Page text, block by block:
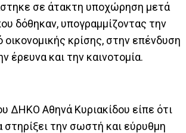
σε άτακτη υποχώρηση μετά
δόθηκαν, υπογραμμίζοντας την
οικονομικής κρίσης, στην επένδυση
έρευνα και την καινοτομία.
ΔΗΚΟ Αθηνά Κυριακίδου είπε ότι
στηρίξει την σωστή και εύρυθμη